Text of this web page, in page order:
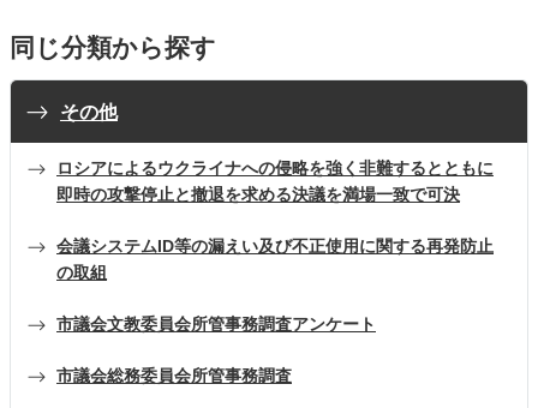
同じ分類から探す
その他
ロシアによるウクライナへの侵略を強く非難するとともに
即時の攻撃停止と撤退を求める決議を満場一致で可決
会議システムID等の漏えい及び不正使用に関する再発防止
の取組
市議会文教委員会所管事務調査アンケート
市議会総務委員会所管事務調査